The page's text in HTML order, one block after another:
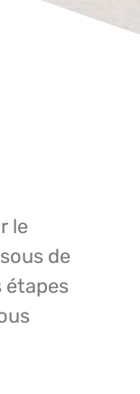
le
de
étapes